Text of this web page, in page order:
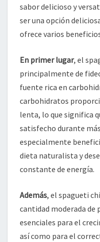
sabor delicioso y
ser una opción
ofrece varios
En primer lugar, el
principalmente de
fuente rica en
carbohidratos
lenta, lo que significa
satisfecho durante
especialmente
dieta naturalista y
constante de energía.
Además, el spagueti
cantidad moderada de
esenciales para el
así como para el